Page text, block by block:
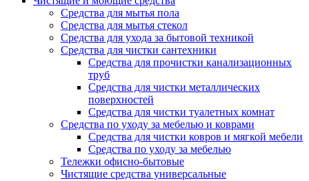
Средства для мытья пола
Средства для мытья стекол
Средства для ухода за бытовой техникой
Средства для чистки сантехники
Средства для прочистки канализационных
труб
Средства для чистки металлических
поверхностей
Средства для чистки туалетных комнат
Средства по уходу за мебелью и коврами
Средства для чистки ковров и мягкой мебели
Средства по уходу за мебелью
Тележки офисно-бытовые
Чистящие средства универсальные